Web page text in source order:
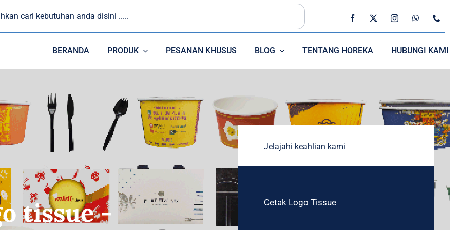
BERANDA PRODUK
PLASTIK
PESANAN KHUSUS BLOG TENTANG HOREKA HUBUNGI KAMI
tissue -
Jelajahi keahlian kami
Cetak Logo Tissue